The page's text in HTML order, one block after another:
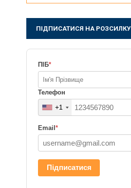
ПІДПИСАТИСЯ НА РОЗСИЛКУ
ПІБ*
Телефон
+1
Email *
Підписатися